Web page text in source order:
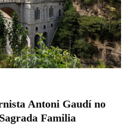
Antoni Gaudí no
Familia